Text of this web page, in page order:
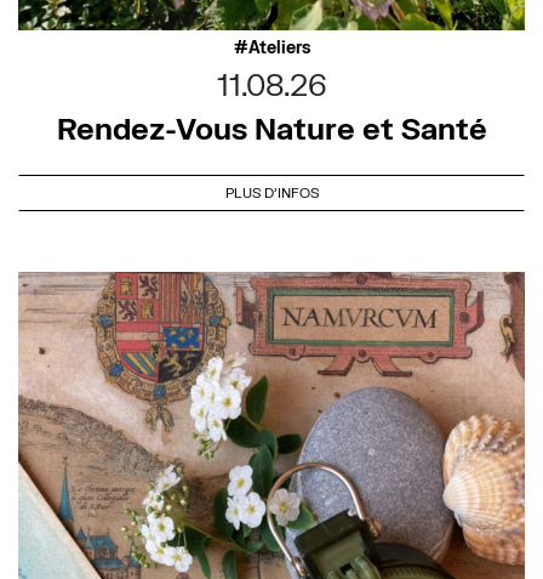
Ateliers
11.08.26
Rendez-Vous Nature et Santé
PLUS D'INFOS